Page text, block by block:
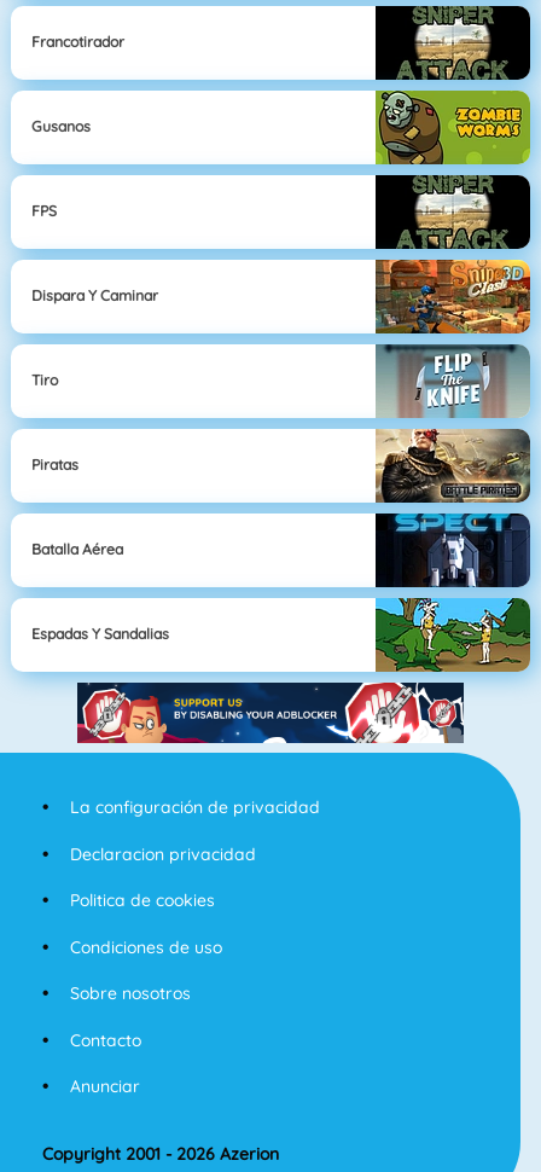
Francotirador
Gusanos
FPS
Dispara Y Caminar
Tiro
Piratas
Batalla Aérea
Espadas Y Sandalias
La configuración de privacidad
Declaracion privacidad
Politica de cookies
Condiciones de uso
Sobre nosotros
Contacto
Anunciar
Copyright 2001 - 2026 Azerion